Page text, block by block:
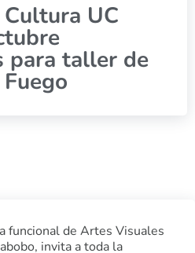
UC
para taller de
funcional de Artes Visuales
invita a toda la